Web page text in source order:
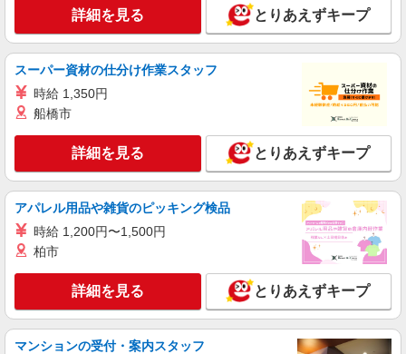
愛知県名古屋市中村区／最寄駅：名鉄名古屋
駅、ささしまライブ駅 名駅や米野駅から徒歩で通
っている方が多いエリアです♪
キープ
派遣社員
パーソルテンプスタッフ株式会社 名古屋コーディネートセンタ
［9月スタート］やっぱり名駅が便利！おだや
か・明るい職場でお仕事しよう
時給1450円 【月収例】時給1,450円×実働8時
間×21日＝243,600円
愛知県名古屋市中村区／最寄駅：名古屋駅、名
鉄名古屋駅 ●JR・名鉄・地下鉄桜通線・近鉄・
あおなみ線も便利！
キープ 詳細を見る
詳細を見る とりあえずキープ
スーパー資材の仕分け作業スタッフ
時給 1,350円
船橋市
詳細を見る とりあえずキープ
アパレル用品や雑貨のピッキング検品
時給 1,200円〜1,500円
柏市
詳細を見る とりあえずキープ
マンションの受付・案内スタッフ